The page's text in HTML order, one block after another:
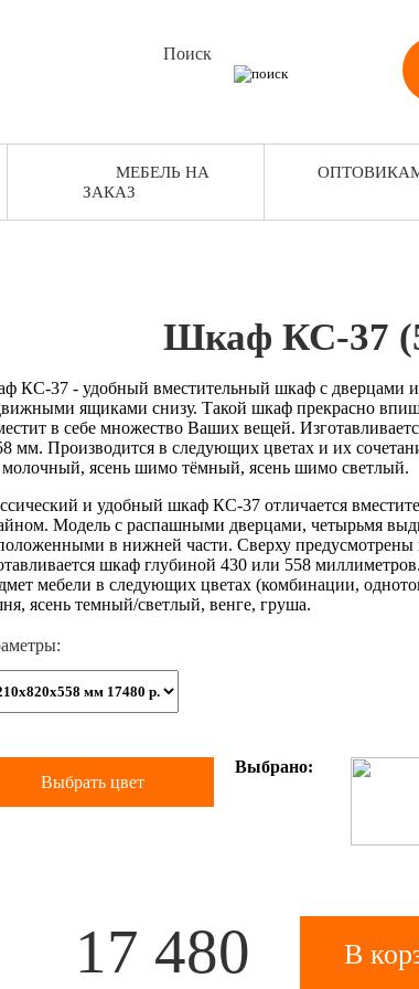
Поиск
МЕБЕЛЬ НА
ЗАКАЗ
Шкаф КС-37
КС-37 - удобный вместительный шкаф с дверцами и
ящиками снизу. Такой шкаф прекрасно
в себе множество Ваших вещей.
мм. Производится в следующих цветах и их
молочный, ясень шимо тёмный, ясень шимо светлый.
и удобный шкаф КС-37 отличается
Модель с распашными дверцами, четырьмя
в нижней части. Сверху
шкаф глубиной 430 или 558
мебели в следующих цветах (комбинации,
ясень темный/светлый, венге, груша.
Выбрать цвет
Выбрано:
17 480 В